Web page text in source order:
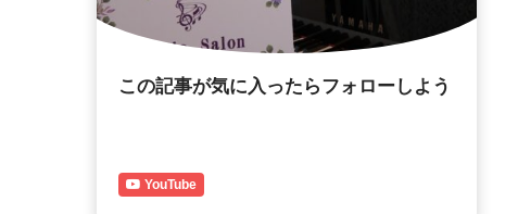
この記事が気に入ったらフォローしよう
YouTube